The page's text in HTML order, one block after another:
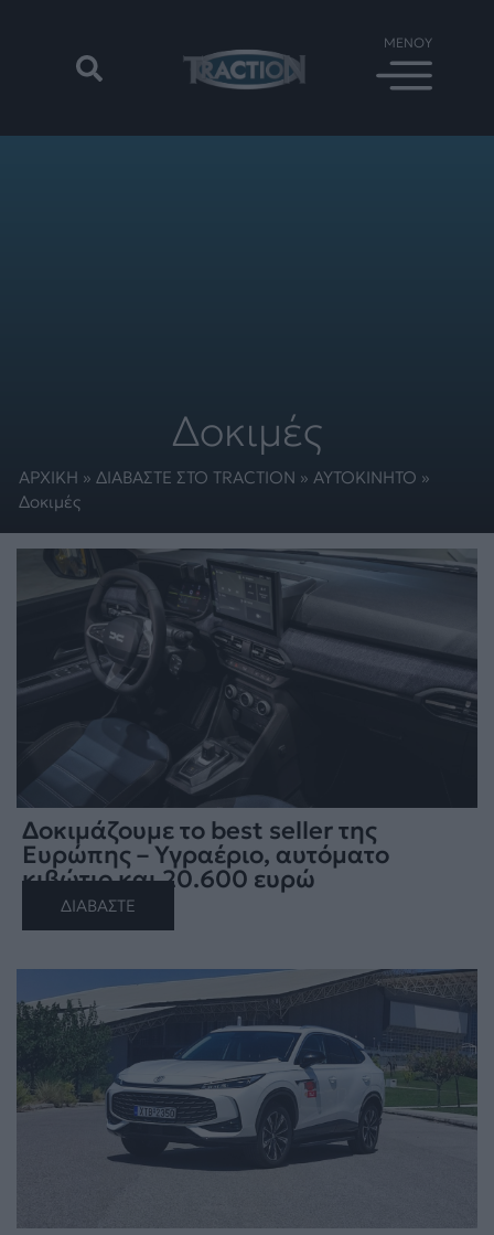
Δοκιμές
ΑΡΧΙΚΗ » ΔΙΑΒΑΣΤΕ ΣΤΟ TRACTION » ΑΥΤΟΚΙΝΗΤΟ »
Δοκιμές
Δοκιμάζουμε το best seller της
Ευρώπης – Υγραέριο, αυτόματο
κιβώτιο και 20.600 ευρώ
ΔΙΑΒΑΣΤΕ